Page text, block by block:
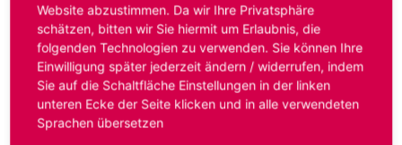
Anmelden
Benutzername oder E-Mail-Adresse*
Website abzustimmen. Da wir Ihre Privatsphäre
schätzen, bitten wir Sie hiermit um Erlaubnis, die
folgenden Technologien zu verwenden. Sie können Ihre
Einwilligung später jederzeit ändern / widerrufen, indem
Sie auf die Schaltfläche Einstellungen in der linken
unteren Ecke der Seite klicken und in alle verwendeten
Sprachen übersetzen